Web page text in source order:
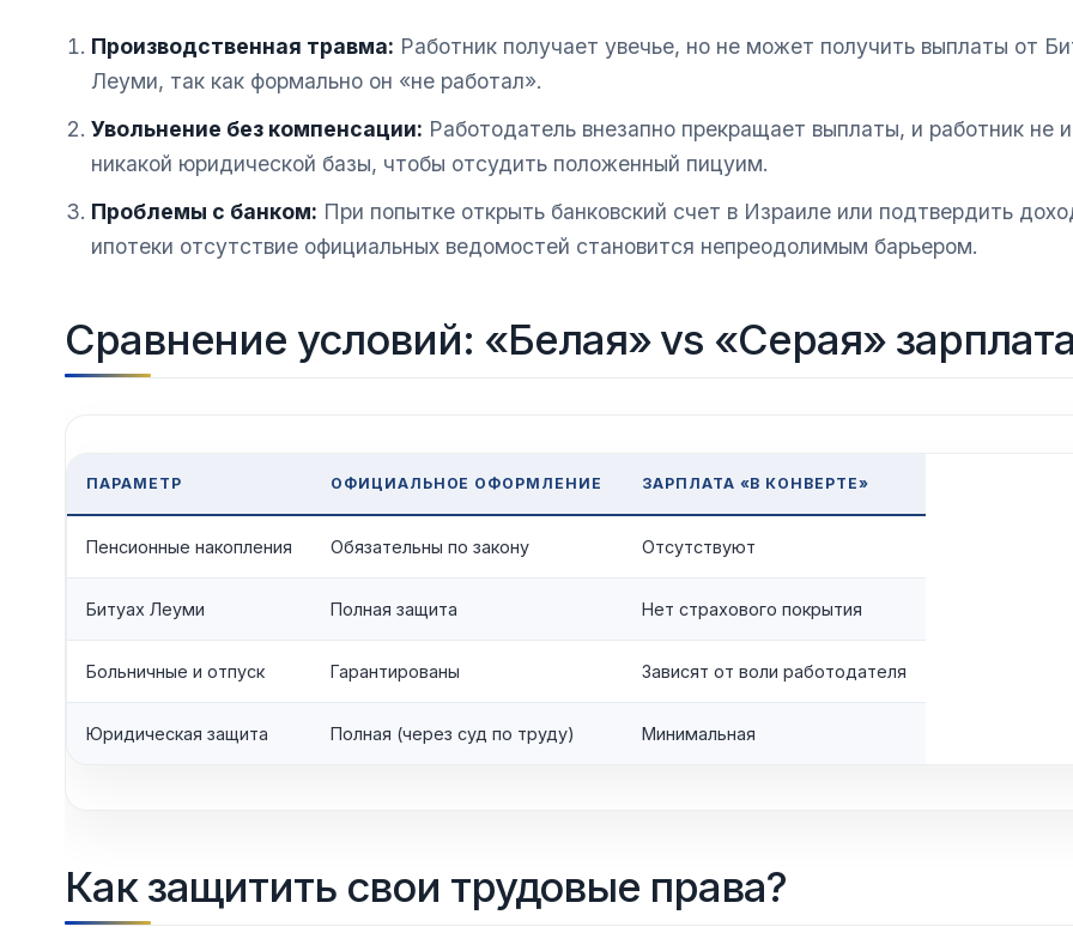
Производственная травма: Работник получает увечье, но не может получить выплаты от
Леуми, так как формально он «не работал».
Увольнение без компенсации: Работодатель внезапно прекращает выплаты, и работник не
никакой юридической базы, чтобы отсудить положенный пицуим.
Проблемы с банком: При попытке открыть банковский счет в Израиле или подтвердить
ипотеки отсутствие официальных ведомостей становится непреодолимым барьером.
Сравнение условий: «Белая» vs «Серая» зарплата
ПАРАМЕТР ОФИЦИАЛЬНОЕ ОФОРМЛЕНИЕ ЗАРПЛАТА «В КОНВЕРТЕ»
Пенсионные накопления Обязательны по закону Отсутствуют
Битуах Леуми Полная защита Нет страхового покрытия
Больничные и отпуск Гарантированы Зависят от воли работодателя
Юридическая защита Полная (через суд по труду) Минимальная
Как защитить свои трудовые права?